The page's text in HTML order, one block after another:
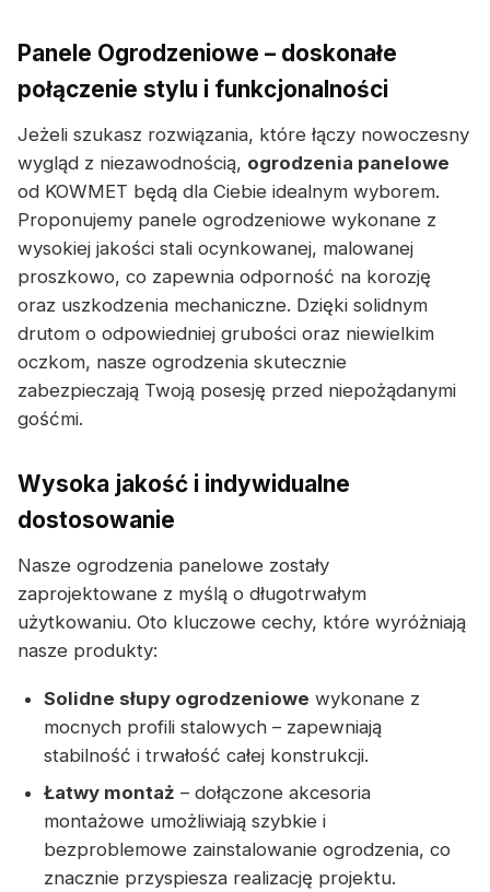
Panele Ogrodzeniowe – doskonałe
połączenie stylu i funkcjonalności
Jeżeli szukasz rozwiązania, które łączy nowoczesny
wygląd z niezawodnością, ogrodzenia panelowe
od KOWMET będą dla Ciebie idealnym wyborem.
Proponujemy panele ogrodzeniowe wykonane z
wysokiej jakości stali ocynkowanej, malowanej
proszkowo, co zapewnia odporność na korozję
oraz uszkodzenia mechaniczne. Dzięki solidnym
drutom o odpowiedniej grubości oraz niewielkim
oczkom, nasze ogrodzenia skutecznie
zabezpieczają Twoją posesję przed niepożądanymi
gośćmi.
Wysoka jakość i indywidualne
dostosowanie
Nasze ogrodzenia panelowe zostały
zaprojektowane z myślą o długotrwałym
użytkowaniu. Oto kluczowe cechy, które wyróżniają
nasze produkty:
Solidne słupy ogrodzeniowe wykonane z
mocnych profili stalowych – zapewniają
stabilność i trwałość całej konstrukcji.
Łatwy montaż – dołączone akcesoria
montażowe umożliwiają szybkie i
bezproblemowe zainstalowanie ogrodzenia, co
znacznie przyspiesza realizację projektu.